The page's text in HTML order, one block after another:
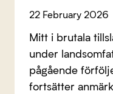
22 February 2026
Mitt i brutala
under
pågående
fortsätter